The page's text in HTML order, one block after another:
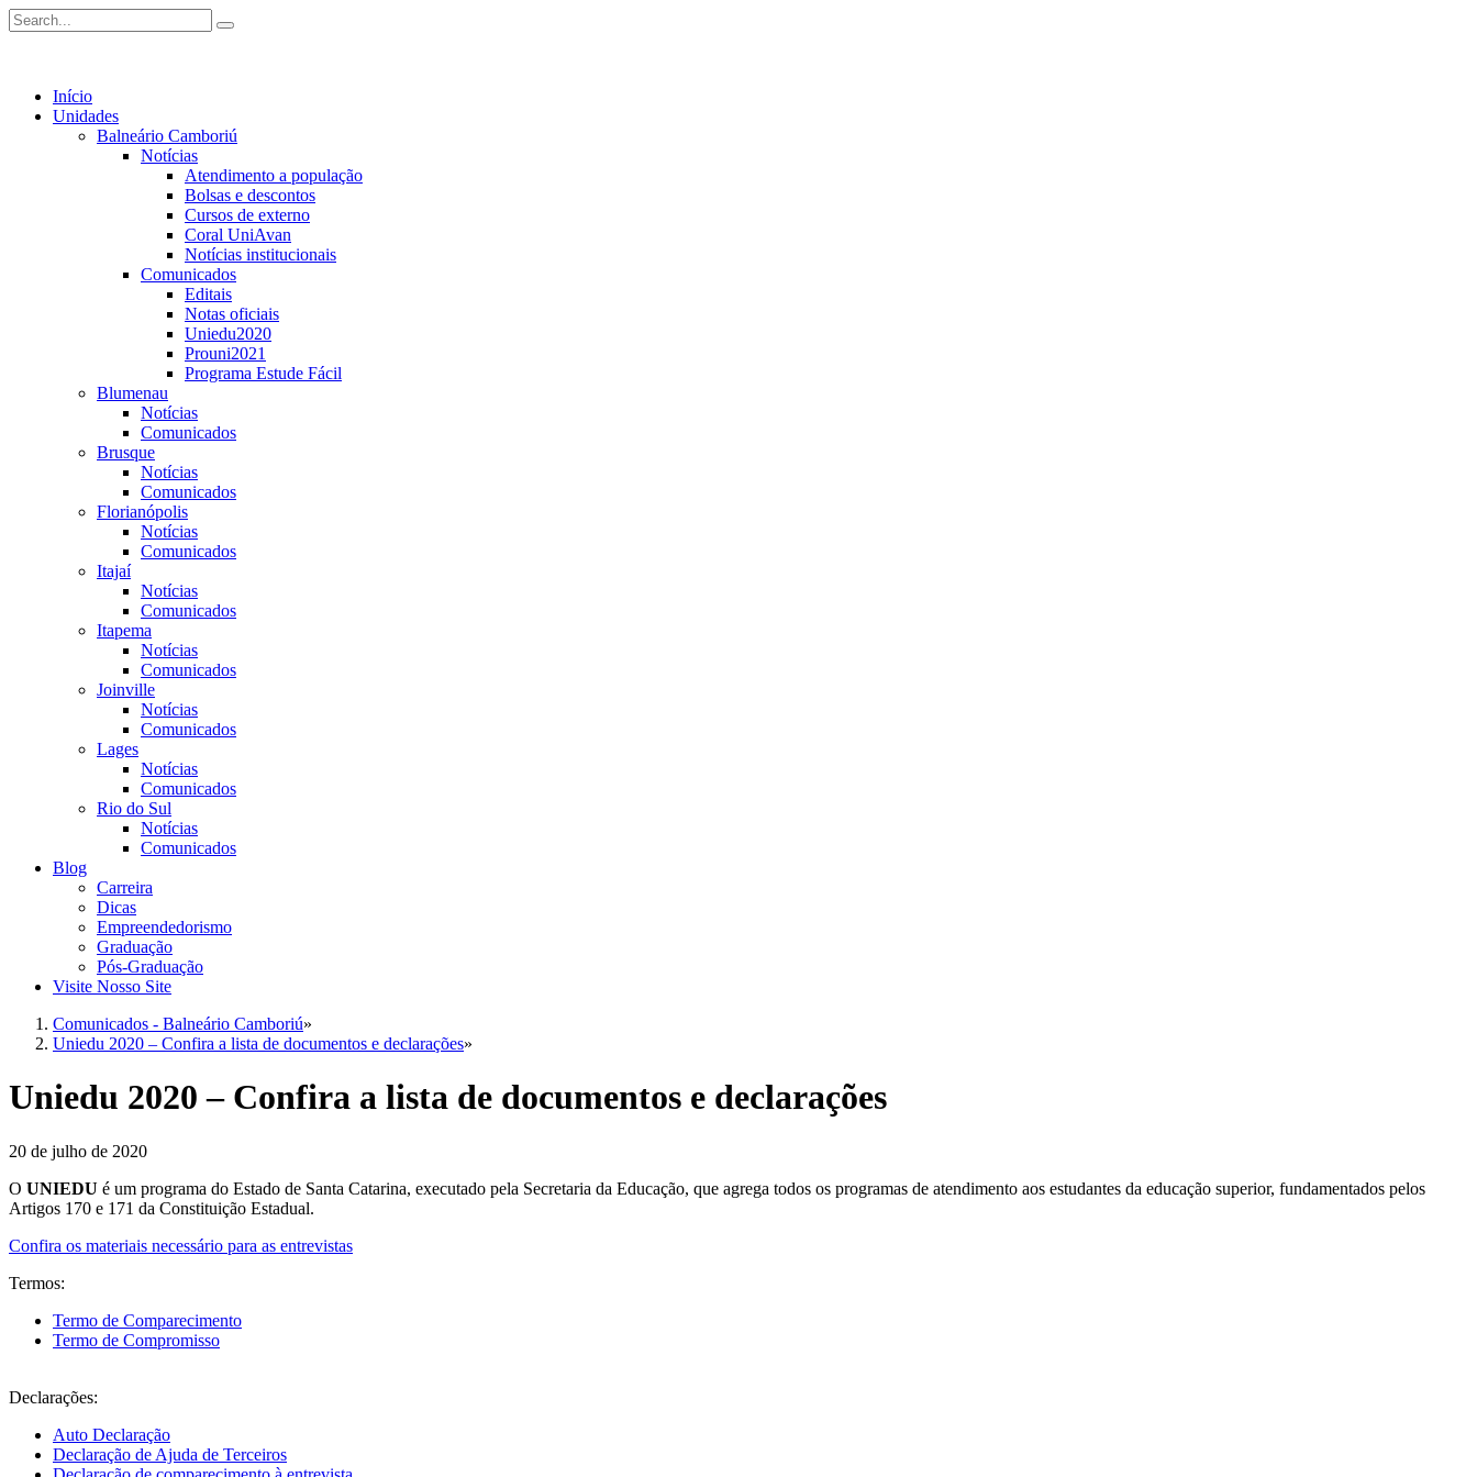
Início
Unidades
Balneário Camboriú
Notícias
Atendimento a população
Bolsas e descontos
Cursos de externo
Coral UniAvan
Notícias institucionais
Comunicados
Editais
Notas oficiais
Uniedu2020
Prouni2021
Programa Estude Fácil
Blumenau
Notícias
Comunicados
Brusque
Notícias
Comunicados
Florianópolis
Notícias
Comunicados
Itajaí
Notícias
Comunicados
Itapema
Notícias
Comunicados
Joinville
Notícias
Comunicados
Lages
Notícias
Comunicados
Rio do Sul
Notícias
Comunicados
Blog
Carreira
Dicas
Empreendedorismo
Graduação
Pós-Graduação
Visite Nosso Site
Comunicados - Balneário Camboriú»
Uniedu 2020 – Confira a lista de documentos e declarações»
Uniedu 2020 – Confira a lista de documentos e declarações
20 de julho de 2020
O UNIEDU é um programa do Estado de Santa Catarina, executado pela Secretaria da Educação, que agrega todos os programas de atendimento aos estudantes da educação superior, fundamentados pelos
Artigos 170 e 171 da Constituição Estadual.
Confira os materiais necessário para as entrevistas
Termos:
Termo de Comparecimento
Termo de Compromisso
Declarações:
Auto Declaração
Declaração de Ajuda de Terceiros